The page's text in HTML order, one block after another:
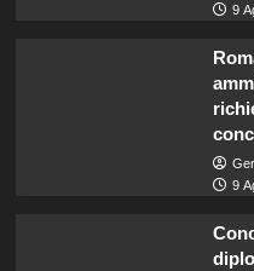
9
9